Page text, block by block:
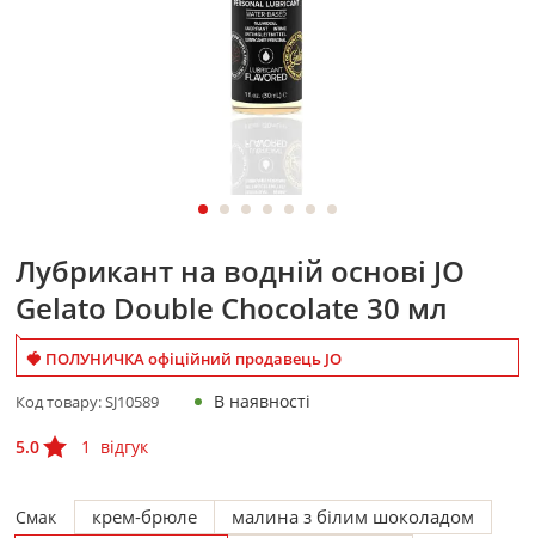
Лубрикант на водній основі JO
Gelato Double Chocolate 30 мл
🍓 ПОЛУНИЧКА офіційний продавець JO
Код товару:SJ10589
В наявності
5.0
1 відгук
Смак крем-брюле
малина з білим шоколадом